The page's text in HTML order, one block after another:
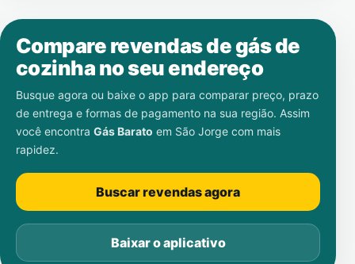
Compare revendas de gás de
cozinha no seu endereço
Busque agora ou baixe o app para comparar preço, prazo
de entrega e formas de pagamento na sua região. Assim
você encontra Gás Barato em São Jorge com mais
rapidez.
Buscar revendas agora
Baixar o aplicativo